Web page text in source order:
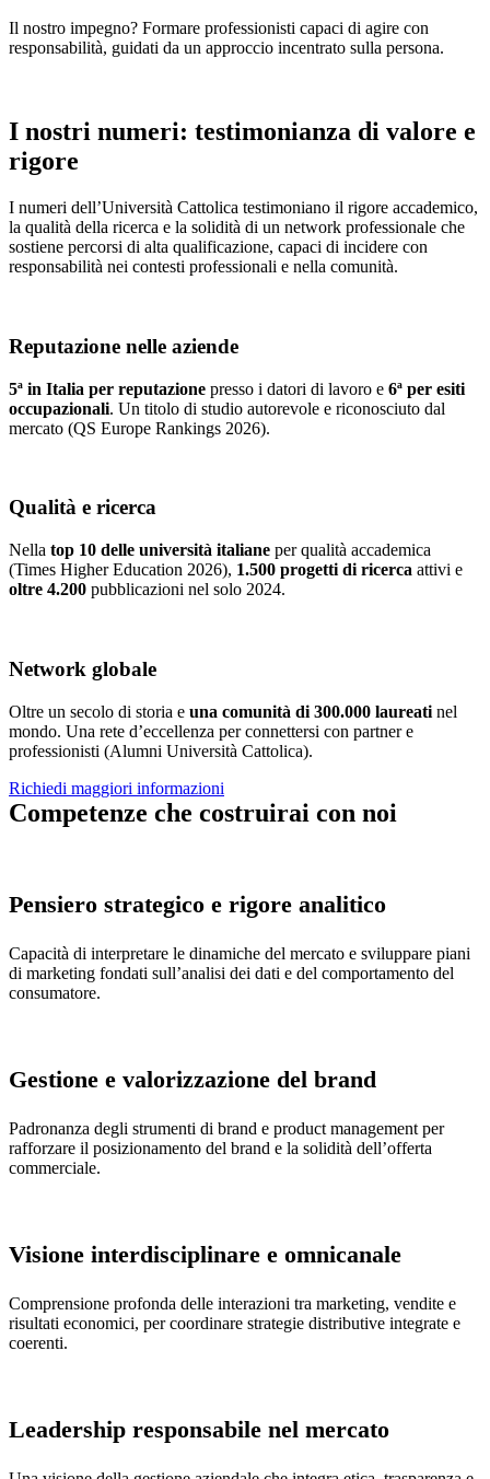
Il nostro impegno? Formare professionisti capaci di agire con
responsabilità, guidati da un approccio incentrato sulla persona.
I nostri numeri: testimonianza di valore e
rigore
I numeri dell’Università Cattolica testimoniano il rigore accademico,
la qualità della ricerca e la solidità di un network professionale che
sostiene percorsi di alta qualificazione, capaci di incidere con
responsabilità nei contesti professionali e nella comunità.
Reputazione nelle aziende
5ª in Italia per reputazione presso i datori di lavoro e 6ª per esiti
occupazionali. Un titolo di studio autorevole e riconosciuto dal
mercato (QS Europe Rankings 2026).
Qualità e ricerca
Nella top 10 delle università italiane per qualità accademica
(Times Higher Education 2026), 1.500 progetti di ricerca attivi e
oltre 4.200 pubblicazioni nel solo 2024.
Network globale
Oltre un secolo di storia e una comunità di 300.000 laureati nel
mondo. Una rete d’eccellenza per connettersi con partner e
professionisti (Alumni Università Cattolica).
Richiedi maggiori informazioni
Competenze che costruirai con noi
Pensiero strategico e rigore analitico
Capacità di interpretare le dinamiche del mercato e sviluppare piani
di marketing fondati sull’analisi dei dati e del comportamento del
consumatore.
Gestione e valorizzazione del brand
Padronanza degli strumenti di brand e product management per
rafforzare il posizionamento del brand e la solidità dell’offerta
commerciale.
Visione interdisciplinare e omnicanale
Comprensione profonda delle interazioni tra marketing, vendite e
risultati economici, per coordinare strategie distributive integrate e
coerenti.
Leadership responsabile nel mercato